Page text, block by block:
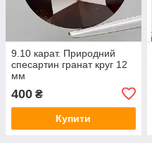
9.10 карат. Природний
спесартин гранат круг 12
мм
400 ₴
Купити